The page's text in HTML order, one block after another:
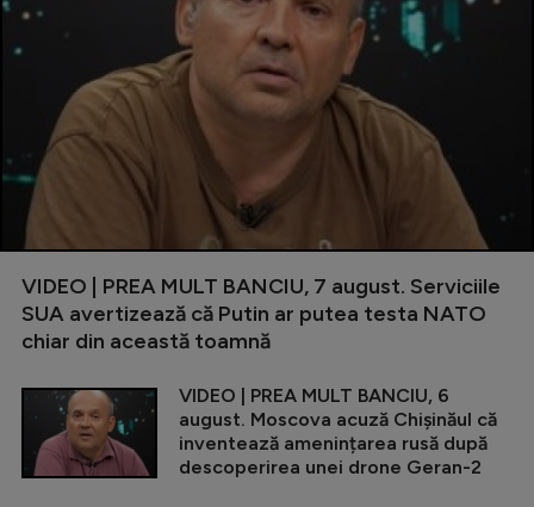
VIDEO | PREA MULT BANCIU, 7 august. Serviciile
SUA avertizează că Putin ar putea testa NATO
chiar din această toamnă
VIDEO | PREA MULT BANCIU, 6
august. Moscova acuză Chișinăul că
inventează amenințarea rusă după
descoperirea unei drone Geran-2